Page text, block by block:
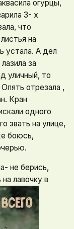
огурцы,
3- х
что
на
устала. А дел
за
уличный, то
отрезала ,
Кран
одного
звать на улице,
боюсь,
не берись,
лавочку в